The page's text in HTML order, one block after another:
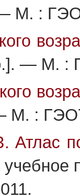
М. :
— М.
М. :
Атлас
учебное